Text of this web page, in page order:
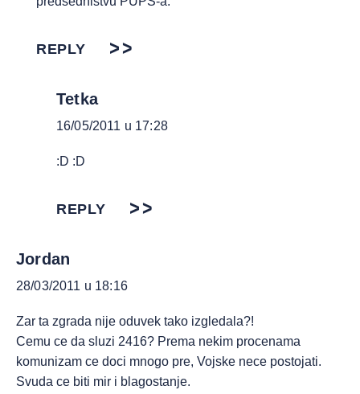
REPLY
Tetka
16/05/2011 u 17:28
:D :D
REPLY
Jordan
28/03/2011 u 18:16
Zar ta zgrada nije oduvek tako izgledala?!
Cemu ce da sluzi 2416? Prema nekim procenama
komunizam ce doci mnogo pre, Vojske nece postojati.
Svuda ce biti mir i blagostanje.